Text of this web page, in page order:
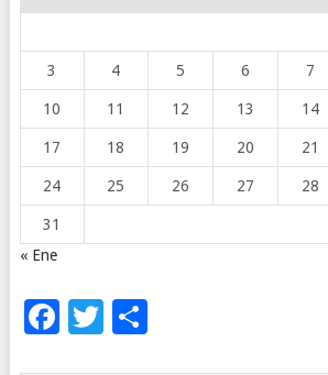
3 4 5 6 7
10 11 12 13 14
17 18 19 20 21
24 25 26 27 28
31
« Ene
Facebook
Twitter
Compartir